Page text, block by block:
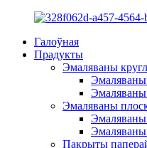
Галоўная
Прадукты
Эмаляваны
Эмаляваны
Эмаляваны
Эмаляваны
Эмаляваны
Пакрыты